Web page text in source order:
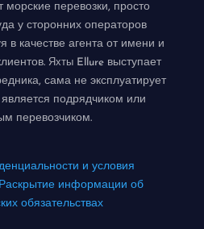
морские перевозки, просто
у сторонних операторов
в качестве агента от имени и
Яхты Ellure выступает
сама не эксплуатирует
подрядчиком или
перевозчиком.
и условия
Раскрытие информации об
обязательствах